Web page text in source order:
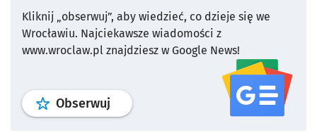
Kliknij „obserwuj”, aby wiedzieć, co dzieje się we
Wrocławiu. Najciekawsze wiadomości z
www.wroclaw.pl znajdziesz w Google News!
Obserwuj profil serwisu